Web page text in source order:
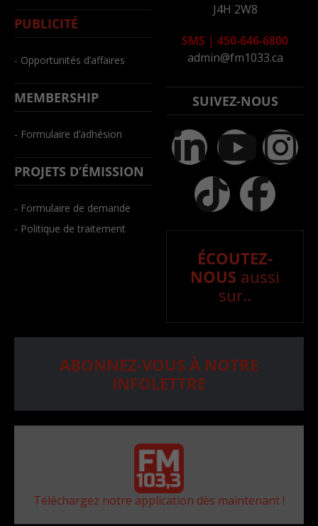
PUBLICITÉ
- Opportunités d’affaires
MEMBERSHIP
- Formulaire d’adhésion
PROJETS D’ÉMISSION
- Formulaire de demande
- Politique de traitement
J4H 2W8
SMS | 450-646-6800
admin@fm1033.ca
SUIVEZ-NOUS
ÉCOUTEZ-
NOUS aussi
sur..
ABONNEZ-VOUS À NOTRE
INFOLETTRE
Téléchargez notre application dès maintenant !